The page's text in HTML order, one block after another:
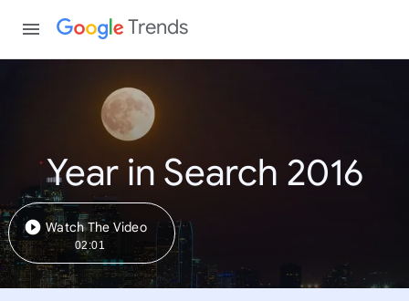
Trends
Year in Search 2016
Watch The Video
02:01